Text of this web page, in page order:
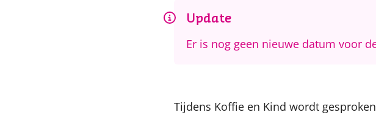
Update
Er is nog geen nieuwe datum voor
Tijdens Koffie en Kind wordt